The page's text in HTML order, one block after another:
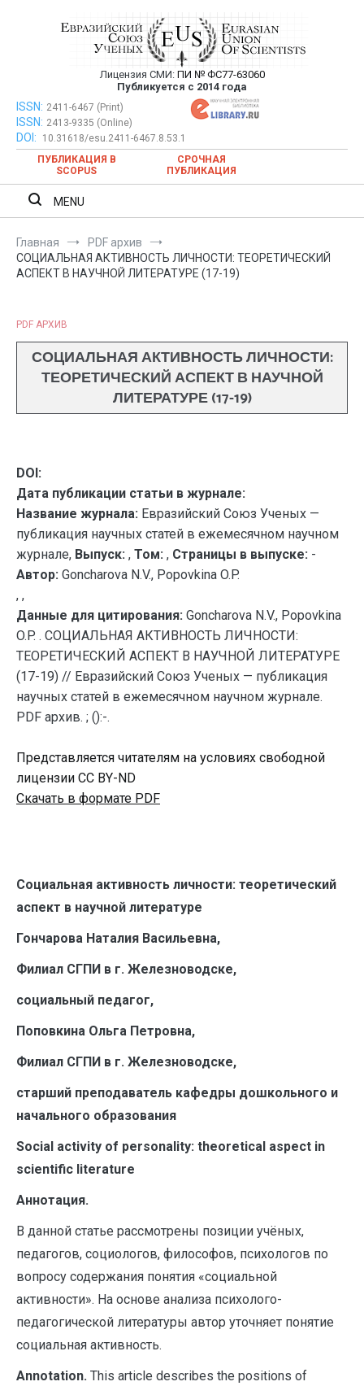
Евразийский Союз Ученых —
публикация научных статей в
ежемесячном научном журнале
Лицензия СМИ: ПИ № ФС77-63060
Публикуется с 2014 года
Евразийский Союз Ученых — публикация научных статей в
ежемесячном научном журнале
ISSN: 2411-6467 (Print)
ISSN: 2413-9335 (Online)
DOI:
10.31618/esu.2411-6467.8.53.1
ПУБЛИКАЦИЯ В
SCOPUS
СРОЧНАЯ
ПУБЛИКАЦИЯ
MENU
Главная
PDF архив
СОЦИАЛЬНАЯ АКТИВНОСТЬ ЛИЧНОСТИ: ТЕОРЕТИЧЕСКИЙ
АСПЕКТ В НАУЧНОЙ ЛИТЕРАТУРЕ (17-19)
PDF АРХИВ
СОЦИАЛЬНАЯ АКТИВНОСТЬ ЛИЧНОСТИ:
ТЕОРЕТИЧЕСКИЙ АСПЕКТ В НАУЧНОЙ
ЛИТЕРАТУРЕ (17-19)
DOI:
Дата публикации статьи в журнале:
Название журнала: Евразийский Союз Ученых —
публикация научных статей в ежемесячном научном
журнале, Выпуск: , Том: , Страницы в выпуске: -
Автор: Goncharova N.V., Popovkina O.P.
, ,
Данные для цитирования: Goncharova N.V., Popovkina
O.P. . СОЦИАЛЬНАЯ АКТИВНОСТЬ ЛИЧНОСТИ:
ТЕОРЕТИЧЕСКИЙ АСПЕКТ В НАУЧНОЙ ЛИТЕРАТУРЕ
(17-19) // Евразийский Союз Ученых — публикация
научных статей в ежемесячном научном журнале.
PDF архив. ; ():-.
Представляется читателям на условиях свободной
лицензии CC BY-ND
Скачать в формате PDF
Социальная активность личности: теоретический
аспект в научной литературе
Гончарова Наталия Васильевна,
Филиал СГПИ в г. Железноводске,
социальный педагог,
Поповкина Ольга Петровна,
Филиал СГПИ в г. Железноводске,
старший преподаватель кафедры дошкольного и
начального образования
Social activity of personality: theoretical aspect in
scientific literature
Аннотация.
В данной статье рассмотрены позиции учёных,
педагогов, социологов, философов, психологов по
вопросу содержания понятия «социальной
активности». На основе анализа психолого-
педагогической литературы автор уточняет понятие
социальная активность.
Annotation. This article describes the positions of